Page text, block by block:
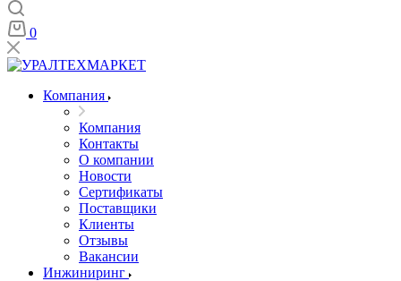
0
Компания
Компания
Контакты
О компании
Новости
Сертификаты
Поставщики
Клиенты
Отзывы
Вакансии
Инжиниринг